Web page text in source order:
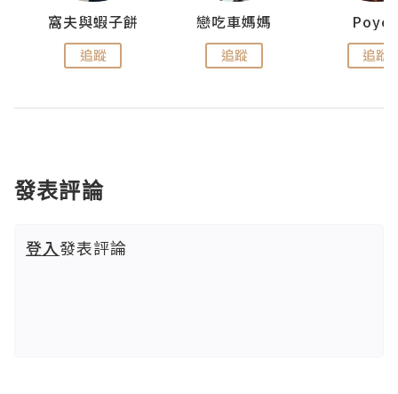
窩夫與蝦子餅
追蹤
戀吃車媽媽
追蹤 追蹤
發表評論
登入發表評論